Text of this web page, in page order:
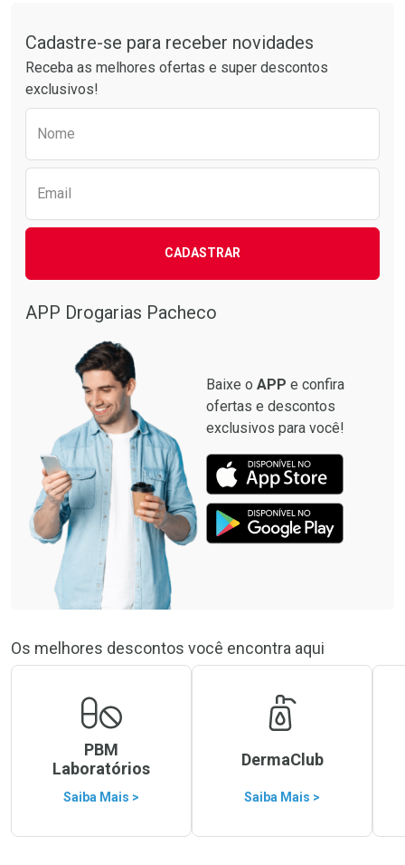
Por R$ 30,61/cada
Por R$ 38,87/cada
Cadastre-se para receber novidades
Receba as melhores ofertas e super descontos
exclusivos!
Nome
Email
CADASTRAR
APP Drogarias Pacheco
Baixe o APP e confira
ofertas e descontos
exclusivos para você!
Os melhores descontos você encontra aqui
PBM
Laboratórios
Saiba Mais >
DermaClub
Saiba Mais >